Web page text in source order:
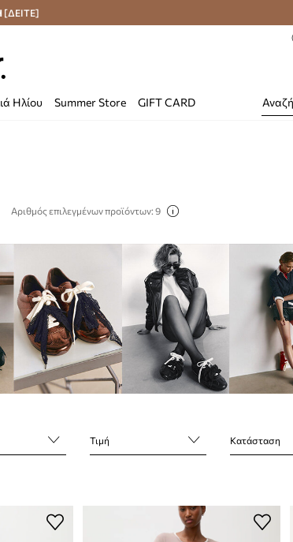
με το Answear Club
[ΔΕΙΤΕ]
Ηλίου Summer Store GIFT CARD
Αριθμός επιλεγμένων προϊόντων: 9
Τιμή Κατάσταση